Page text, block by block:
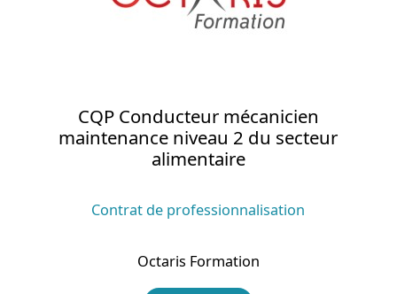
CQP Conducteur mécanicien
maintenance niveau 2 du secteur
alimentaire
Contrat de professionnalisation
Octaris Formation